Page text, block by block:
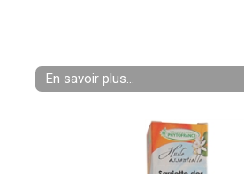
En savoir plus...